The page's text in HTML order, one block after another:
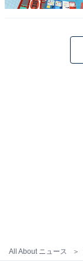
All About ニュース